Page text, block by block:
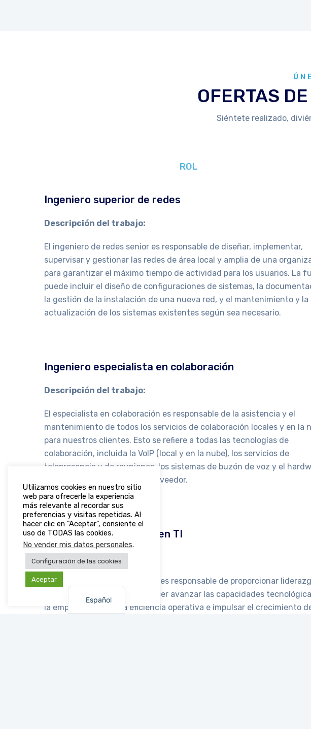
OFERTAS
Siéntete realizado,
ROL
Ingeniero superior de redes
Descripción del trabajo:
El ingeniero de redes senior es responsable de diseñar, implementar,
supervisar y gestionar las redes de área local y amplia de una
para garantizar el máximo tiempo de actividad para los usuarios. La
puede incluir el diseño de configuraciones de sistemas, la
la gestión de la instalación de una nueva red, y el mantenimiento y la
actualización de los sistemas existentes según sea necesario.
Ingeniero especialista en colaboración
Descripción del trabajo:
El especialista en colaboración es responsable de la asistencia y el
mantenimiento de todos los servicios de colaboración locales y en la
para nuestros clientes. Esto se refiere a todas las tecnologías de
colaboración, incluida la VoIP (local y en la nube), los servicios de
telepresencia y de reuniones, los sistemas de buzón de voz y el
el software específicos del proveedor.
Consultor especialista en TI
Descripción del trabajo:
El Consultor Especialista en TI es responsable de proporcionar
estratégico y técnico para hacer avanzar las capacidades
la empresa, mejorar la eficiencia operativa e impulsar el crecimiento
Utilizamos cookies en nuestro sitio
web para ofrecerle la experiencia
más relevante al recordar sus
preferencias y visitas repetidas. Al
hacer clic en "Aceptar", consiente el
uso de TODAS las cookies.
No vender mis datos personales.
Configuración de las cookies
Aceptar
Español